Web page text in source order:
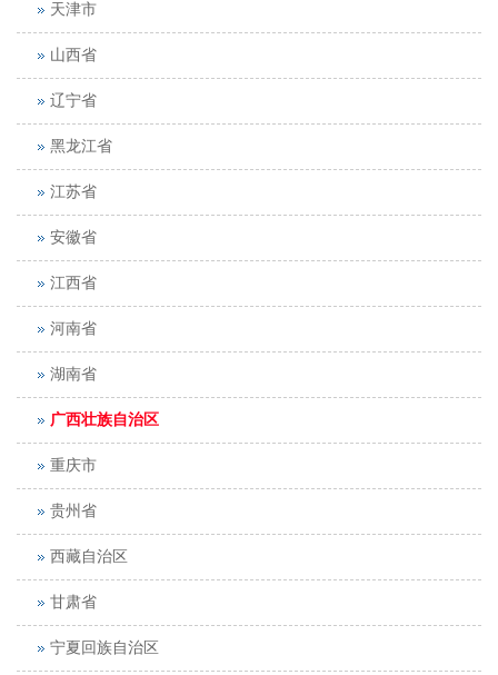
天津市
山西省
辽宁省
黑龙江省
江苏省
安徽省
江西省
河南省
湖南省
广西壮族自治区
重庆市
贵州省
西藏自治区
甘肃省
宁夏回族自治区